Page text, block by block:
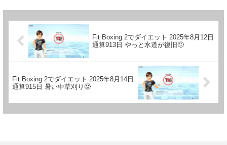
Fit Boxing 2でダイエット 2025年8月12日
通算913日 やっと水道が復旧🙂
Fit Boxing 2でダイエット 2025年8月14日
通算915日 暑い中草刈り🥵